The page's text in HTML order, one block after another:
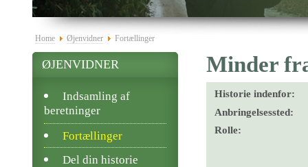
Home Øjenvidner Fortællinger
Minder
Historie indenfor:
Anbringelsessted:
Rolle:
ØJENVIDNER
Indsamling af
beretninger
Fortællinger
Del din historie